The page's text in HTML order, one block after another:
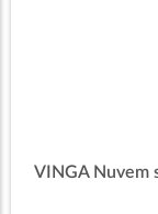
VINGA Nuvem